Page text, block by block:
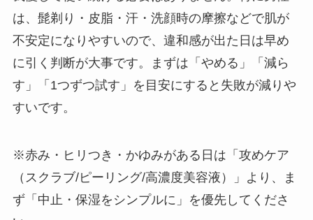
は、髭剃り・皮脂・汗・洗顔時の摩擦などで肌が
不安定になりやすいので、違和感が出た日は早め
に引く判断が大事です。まずは「やめる」「減ら
す」「1つずつ試す」を目安にすると失敗が減りや
すいです。
※赤み・ヒリつき・かゆみがある日は「攻めケア
（スクラブ/ピーリング/高濃度美容液）」より、ま
ず「中止・保湿をシンプルに」を優先してくださ